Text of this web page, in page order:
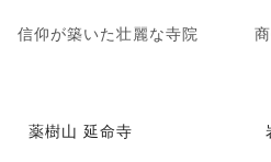
信仰が築いた壮麗な寺院
薬樹山 延命寺